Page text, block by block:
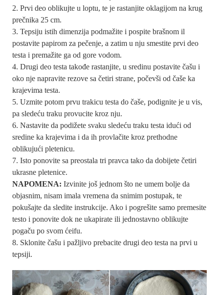
Prvi deo oblikujte u loptu, te je rastanjite oklagijom na krug
prečnika 25 cm.
Tepsiju istih dimenzija podmažite i pospite brašnom il
postavite papirom za pečenje, a zatim u nju smestite prvi deo
testa i premažite ga od gore vodom.
Drugi deo testa takođe rastanjite, u sredinu postavite čašu i
oko nje napravite rezove sa četiri strane, počevši od čaše ka
krajevima testa.
Uzmite potom prvu trakicu testa do čaše, podignite je u vis,
pa sledeću traku provucite kroz nju.
Nastavite da podižete svaku sledeću traku testa idući od
sredine ka krajevima i da ih provlačite kroz prethodne
oblikujući pletenicu.
Isto ponovite sa preostala tri pravca tako da dobijete četiri
ukrasne pletenice.
NAPOMENA: Izvinite još jednom što ne umem bolje da
objasnim, nisam imala vremena da snimim postupak, te
pokušajte da sledite instrukcije. Ako i pogrešite samo premesite
testo i ponovite dok ne ukapirate ili jednostavno oblikujte
pogaču po svom ćeifu.
Sklonite čašu i pažljivo prebacite drugi deo testa na prvi u
tepsiji.